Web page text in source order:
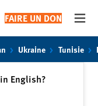
FAIRE UN DON
Ukraine Tunisie
English?